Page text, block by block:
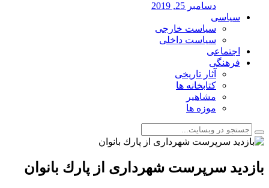
دسامبر 25, 2019
سیاسی
سیاست خارجی
سیاست داخلی
اجتماعی
فرهنگی
آثار تاریخی
کتابخانه ها
مشاهیر
موزه ها
بازدید سرپرست شهرداری از پارك بانوان